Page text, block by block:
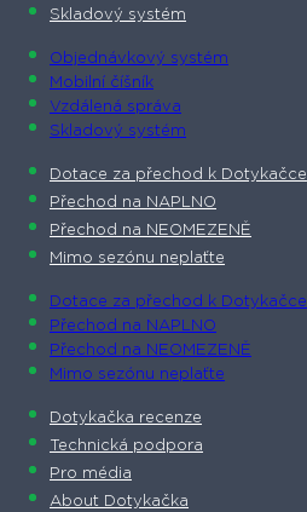
Skladový systém
Objednávkový systém
Mobilní číšník
Vzdálená správa
Skladový systém
Dotace za přechod k Dotykačce
Přechod na NAPLNO
Přechod na NEOMEZENĚ
Mimo sezónu neplaťte
Dotace za přechod k Dotykačce
Přechod na NAPLNO
Přechod na NEOMEZENĚ
Mimo sezónu neplaťte
Dotykačka recenze
Technická podpora
Pro média
About Dotykačka